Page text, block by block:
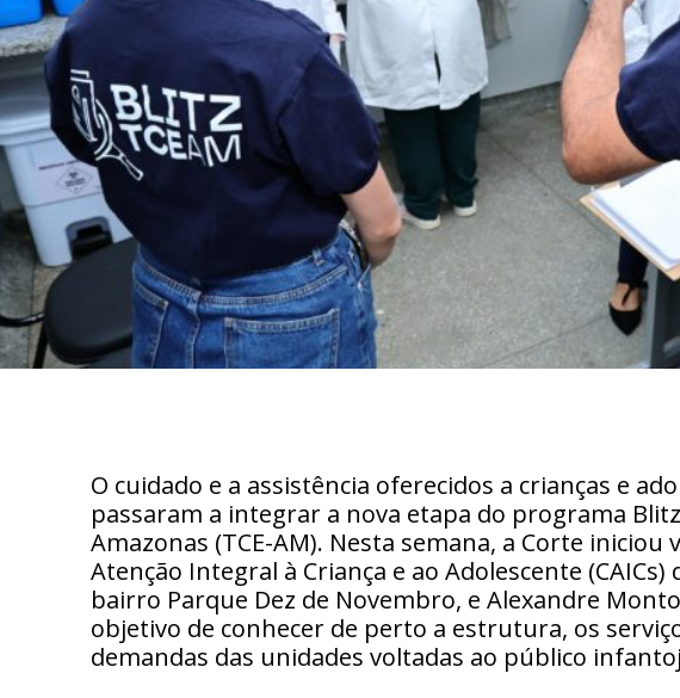
O cuidado e a assistência oferecidos a crianças e
passaram a integrar a nova etapa do programa
Amazonas (TCE-AM). Nesta semana, a Corte iniciou
Atenção Integral à Criança e ao Adolescente
bairro Parque Dez de Novembro, e Alexandre
objetivo de conhecer de perto a estrutura, os
demandas das unidades voltadas ao público